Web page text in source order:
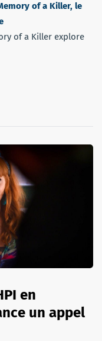
of a Killer, le
of a Killer explore
en
un appel